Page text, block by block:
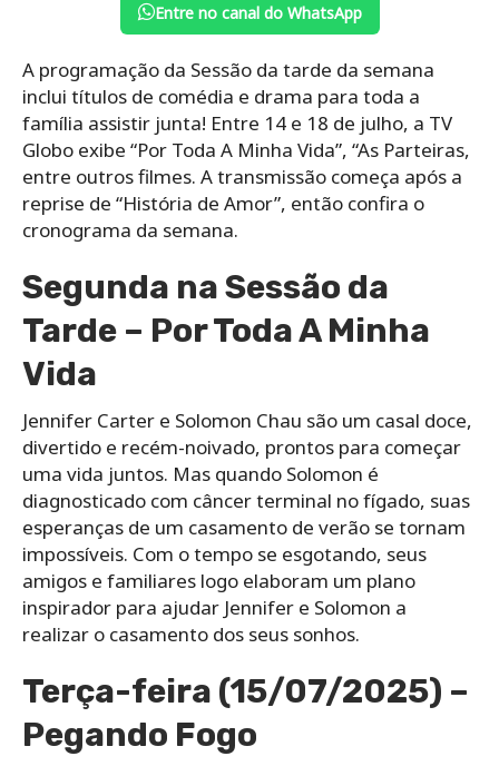
Entre no canal do WhatsApp
A programação da Sessão da tarde da semana
inclui títulos de comédia e drama para toda a
família assistir junta! Entre 14 e 18 de julho, a TV
Globo exibe “Por Toda A Minha Vida”, “As Parteiras,
entre outros filmes. A transmissão começa após a
reprise de “História de Amor”, então confira o
cronograma da semana.
Segunda na Sessão da
Tarde – Por Toda A Minha
Vida
Jennifer Carter e Solomon Chau são um casal doce,
divertido e recém-noivado, prontos para começar
uma vida juntos. Mas quando Solomon é
diagnosticado com câncer terminal no fígado, suas
esperanças de um casamento de verão se tornam
impossíveis. Com o tempo se esgotando, seus
amigos e familiares logo elaboram um plano
inspirador para ajudar Jennifer e Solomon a
realizar o casamento dos seus sonhos.
Terça-feira (15/07/2025) –
Pegando Fogo